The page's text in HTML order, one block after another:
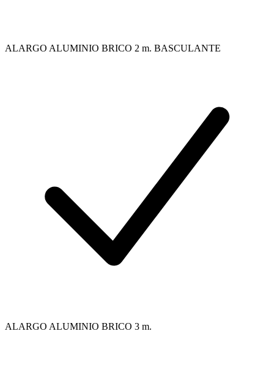
ALARGO ALUMINIO BRICO 2 m. BASCULANTE
ALARGO ALUMINIO BRICO 3 m.